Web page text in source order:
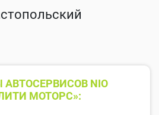
NIO
МОТОРС»: